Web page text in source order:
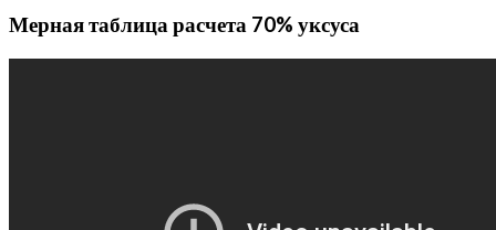
Мерная таблица расчета 70% уксуса